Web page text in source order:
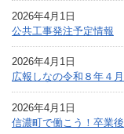
2026年4月1日
公共工事発注予定情報
2026年4月1日
広報しなの令和８年４
2026年4月1日
信濃町で働こう！卒業